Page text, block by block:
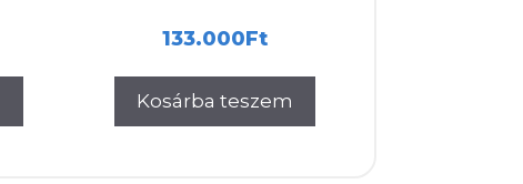
133.000Ft
Kosárba teszem